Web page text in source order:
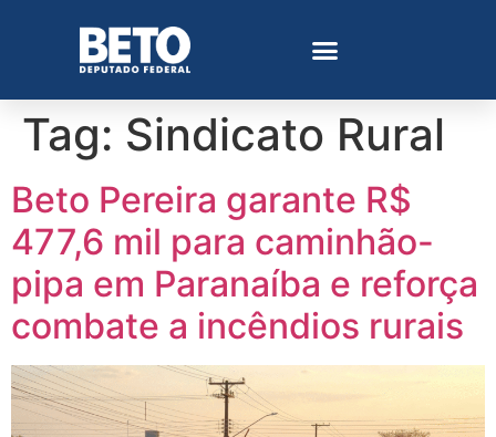
Tag: Sindicato Rural
Beto Pereira garante R$
477,6 mil para caminhão-
pipa em Paranaíba e reforça
combate a incêndios rurais